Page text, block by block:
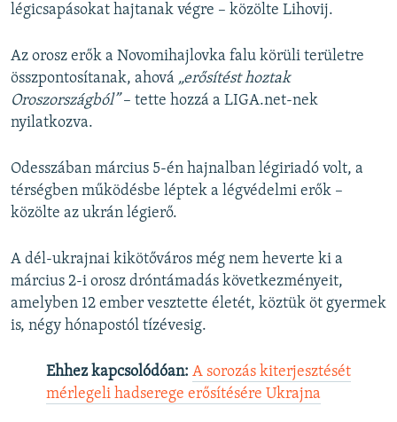
légicsapásokat hajtanak végre – közölte Lihovij.
Az orosz erők a Novomihajlovka falu körüli területre
összpontosítanak, ahová „erősítést hoztak
Oroszországból”– tette hozzá a LIGA.net-nek
nyilatkozva.
Odesszában március 5-én hajnalban légiriadó volt, a
térségben működésbe léptek a légvédelmi erők –
közölte az ukrán légierő.
A dél-ukrajnai kikötőváros még nem heverte ki a
március 2-i orosz dróntámadás következményeit,
amelyben 12 ember vesztette életét, köztük öt gyermek
is, négy hónapostól tízévesig.
Ehhez kapcsolódóan: A sorozás kiterjesztését
mérlegeli hadserege erősítésére Ukrajna